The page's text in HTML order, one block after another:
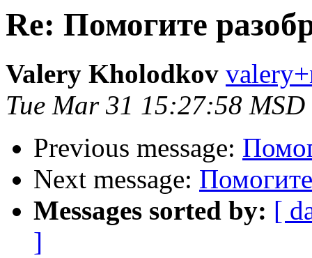
Re: Помогите
Valery Kholodkov
Tue Mar 31 15:27:58 MSD
Previous message:
Next message:
Messages sorted by: [
]